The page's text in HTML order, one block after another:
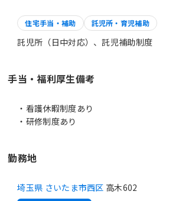
住宅手当・補助 託児所・育児補助
託児所（日中対応）、託児補助制度
手当・福利厚生備考
・看護休暇制度あり
・研修制度あり
勤務地
埼玉県 さいたま市西区 高木602